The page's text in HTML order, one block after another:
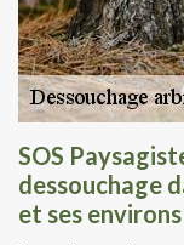
SOS
dessouchage
et ses environs